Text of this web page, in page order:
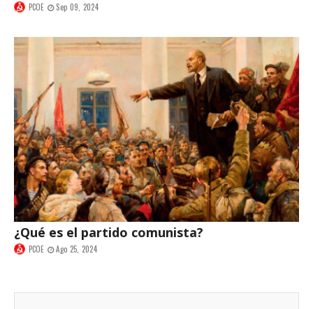
PCOE Sep 09, 2024
¿Qué es el partido comunista?
PCOE Ago 25, 2024